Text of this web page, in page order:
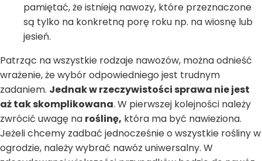
pamiętać, że istnieją nawozy, które przeznaczone
są tylko na konkretną porę roku np. na wiosnę lub
jesień.
Patrząc na wszystkie rodzaje nawozów, można odnieść
wrażenie, że wybór odpowiedniego jest trudnym
zadaniem. Jednak w rzeczywistości sprawa nie jest
aż tak skomplikowana. W pierwszej kolejności należy
zwrócić uwagę na roślinę, która ma być nawieziona.
Jeżeli chcemy zadbać jednocześnie o wszystkie rośliny w
ogrodzie, należy wybrać nawóz uniwersalny. W